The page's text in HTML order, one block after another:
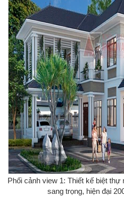
Phối cảnh view 1: Thiết kế biệt
sang trọng, hiện đại